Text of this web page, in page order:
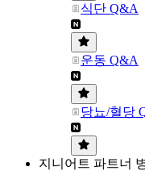
식단 Q&A
운동 Q&A
당뇨/혈당
지니어트 파트너